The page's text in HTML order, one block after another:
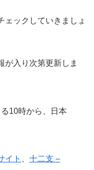
ェックしていきましょ
が入り次第更新しま
10時から、日本
イト
十二支 –